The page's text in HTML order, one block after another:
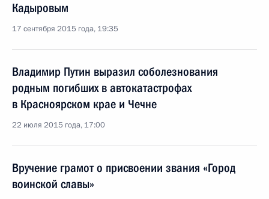
Кадыровым
17 сентября 2015 года, 19:35
Владимир Путин выразил соболезнования
родным погибших в автокатастрофах
в Красноярском крае и Чечне
22 июля 2015 года, 17:00
Вручение грамот о присвоении звания «Город
воинской славы»